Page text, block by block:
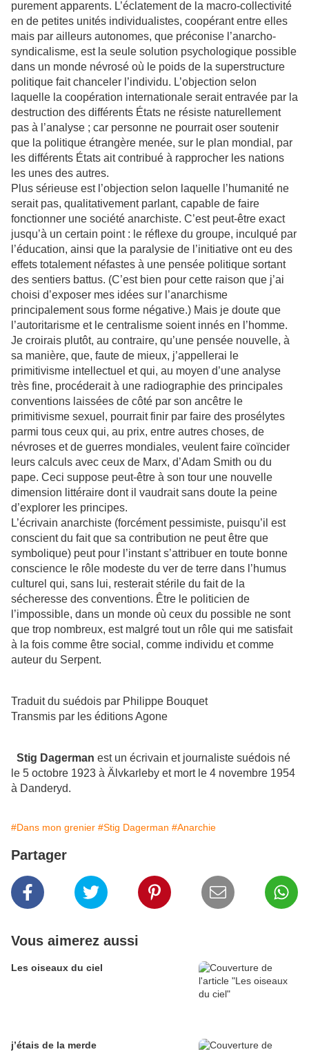
purement apparents. L’éclatement de la macro-collectivité
en de petites unités individualistes, coopérant entre elles
mais par ailleurs autonomes, que préconise l’anarcho-
syndicalisme, est la seule solution psychologique possible
dans un monde névrosé où le poids de la superstructure
politique fait chanceler l’individu. L’objection selon
laquelle la coopération internationale serait entravée par la
destruction des différents États ne résiste naturellement
pas à l’analyse ; car personne ne pourrait oser soutenir
que la politique étrangère menée, sur le plan mondial, par
les différents États ait contribué à rapprocher les nations
les unes des autres.
Plus sérieuse est l’objection selon laquelle l’humanité ne
serait pas, qualitativement parlant, capable de faire
fonctionner une société anarchiste. C’est peut-être exact
jusqu’à un certain point : le réflexe du groupe, inculqué par
l’éducation, ainsi que la paralysie de l’initiative ont eu des
effets totalement néfastes à une pensée politique sortant
des sentiers battus. (C’est bien pour cette raison que j’ai
choisi d’exposer mes idées sur l’anarchisme
principalement sous forme négative.) Mais je doute que
l’autoritarisme et le centralisme soient innés en l’homme.
Je croirais plutôt, au contraire, qu’une pensée nouvelle, à
sa manière, que, faute de mieux, j’appellerai le
primitivisme intellectuel et qui, au moyen d’une analyse
très fine, procéderait à une radiographie des principales
conventions laissées de côté par son ancêtre le
primitivisme sexuel, pourrait finir par faire des prosélytes
parmi tous ceux qui, au prix, entre autres choses, de
névroses et de guerres mondiales, veulent faire coïncider
leurs calculs avec ceux de Marx, d’Adam Smith ou du
pape. Ceci suppose peut-être à son tour une nouvelle
dimension littéraire dont il vaudrait sans doute la peine
d’explorer les principes.
L’écrivain anarchiste (forcément pessimiste, puisqu’il est
conscient du fait que sa contribution ne peut être que
symbolique) peut pour l’instant s’attribuer en toute bonne
conscience le rôle modeste du ver de terre dans l’humus
culturel qui, sans lui, resterait stérile du fait de la
sécheresse des conventions. Être le politicien de
l’impossible, dans un monde où ceux du possible ne sont
que trop nombreux, est malgré tout un rôle qui me satisfait
à la fois comme être social, comme individu et comme
auteur du Serpent.
Traduit du suédois par Philippe Bouquet
Transmis par les éditions Agone
Stig Dagerman est un écrivain et journaliste suédois né
le 5 octobre 1923 à Älvkarleby et mort le 4 novembre 1954
à Danderyd.
#Dans mon grenier #Stig Dagerman #Anarchie
Partager
Vous aimerez aussi
Les oiseaux du ciel
j’étais de la merde